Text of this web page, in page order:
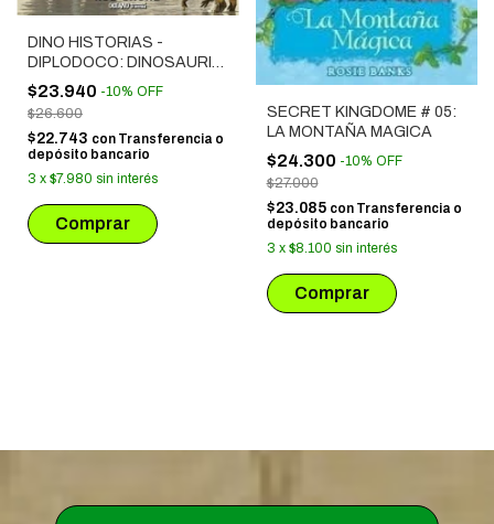
DINO HISTORIAS -
DIPLODOCO: DINOSAURIO
COLA DE LATIGO
$23.940 -10% OFF
$26.600
$22.743 con Transferencia o
depósito bancario
3 x $7.980 sin interés
SECRET KINGDOME # 05:
LA MONTAÑA MAGICA
$24.300 -10% OFF
$27.000
$23.085 con Transferencia o
depósito bancario
3 x $8.100 sin interés